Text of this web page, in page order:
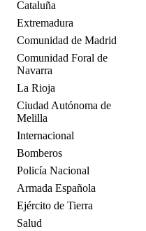
Cataluña
Extremadura
Comunidad de Madrid
Comunidad Foral de
Navarra
La Rioja
Ciudad Autónoma de
Melilla
Internacional
Bomberos
Policía Nacional
Armada Española
Ejército de Tierra
Salud